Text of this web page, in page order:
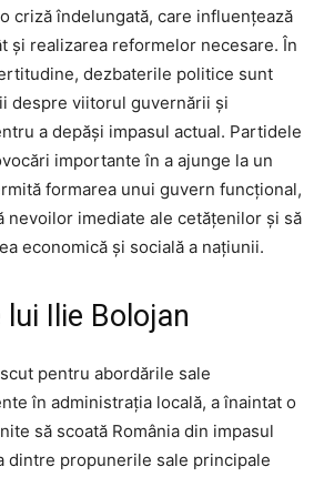
criză îndelungată, care influențează
și realizarea reformelor necesare. În
dezbaterile politice sunt
despre viitorul guvernării și
a depăși impasul actual. Partidele
importante în a ajunge la un
formarea unui guvern funcțional,
nevoilor imediate ale cetățenilor și să
economică și socială a națiunii.
Ilie Bolojan
pentru abordările sale
în administrația locală, a înaintat o
să scoată România din impasul
dintre propunerile sale principale